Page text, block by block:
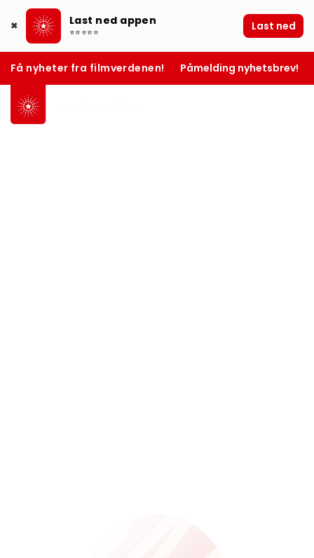
✖ Last ned appen
⭐⭐⭐⭐⭐ Last ned
Få nyheter fra filmverdenen! Påmelding nyhetsbrev!